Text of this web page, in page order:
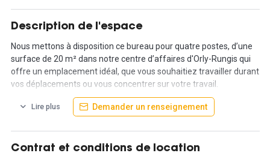
Description de l'espace
Nous mettons à disposition ce bureau pour quatre postes, d’une
surface de 20 m² dans notre centre d’affaires d'Orly-Rungis qui
offre un emplacement idéal, que vous souhaitiez travailler durant
vos déplacements ou vous concentrer sur votre travail.
Intégré au parc d'affaires SILIC de Rungis, le centre est entouré
technologie, en passant par l'électronique et se trouve à moins de
vingt minutes du périphérique parisien.
Lire plus Demander un renseignement
Contrat et conditions de location